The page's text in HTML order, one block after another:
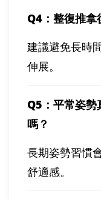
Q4 ：整復推
建議避免長時
伸展。
Q5 ：平常姿
嗎？
長期姿勢習慣
舒適感。